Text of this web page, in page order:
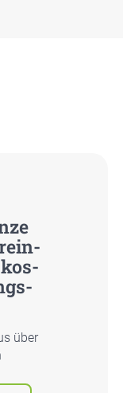
kos­
über